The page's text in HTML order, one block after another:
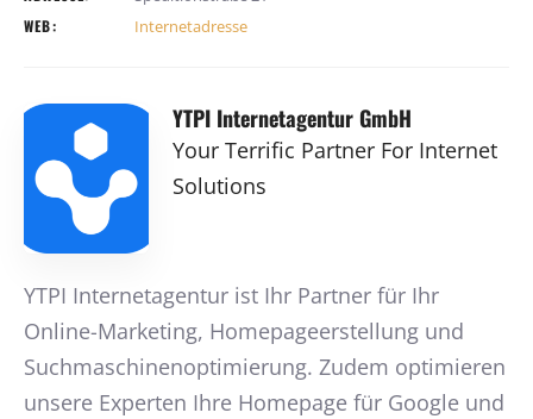
WEB: Internetadresse
YTPI Internetagentur GmbH
Your Terrific Partner For Internet
Solutions
YTPI Internetagentur ist Ihr Partner für Ihr
Online-Marketing, Homepageerstellung und
Suchmaschinenoptimierung. Zudem optimieren
unsere Experten Ihre Homepage für Google und